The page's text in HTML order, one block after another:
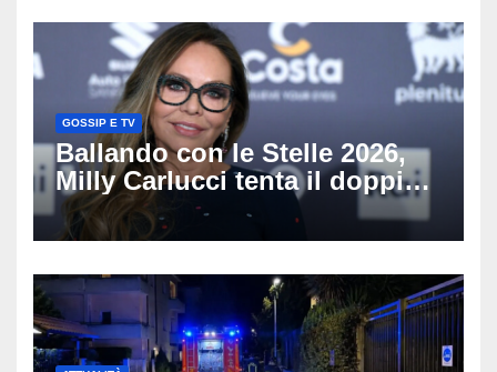
GOSSIP E TV
Ballando con le Stelle 2026,
Milly Carlucci tenta il doppio
colpo: tra i papabili Ornella
Muti e Monica Guerritore